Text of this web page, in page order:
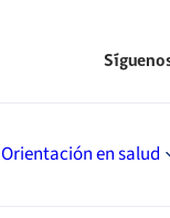
Orientación en salud